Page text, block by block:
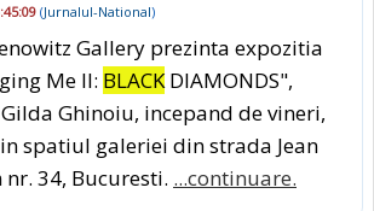
(Jurnalul-National)
Gallery prezinta expozitia
Me II: BLACKDIAMONDS",
Ghinoiu, incepand de vineri,
spatiul galeriei din strada Jean
34, Bucuresti. ...continuare.